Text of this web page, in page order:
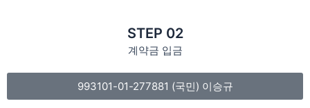
STEP 02
계약금 입금
993101-01-277881 (국민) 이승규